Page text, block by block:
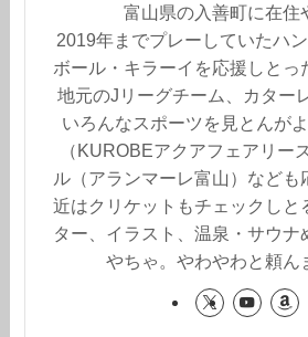
富山県の入善町に在住
2019年までプレーしていたハ
ボール・キラーイを応援しとっ
地元のJリーグチーム、カター
いろんなスポーツを見とんが
（KUROBEアクアフェアリー
ル（アランマーレ富山）なども
近はクリケットもチェックしと
ター、イラスト、温泉・サウナ
やちゃ。やわやわと頼ん